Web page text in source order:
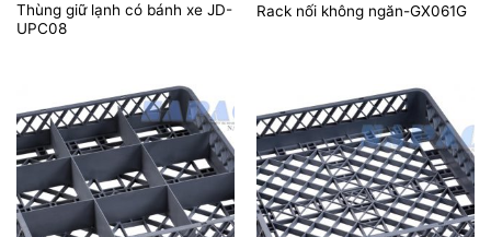
Thùng giữ lạnh có bánh xe JD-
UPC08
Rack nối không ngăn-GX061G